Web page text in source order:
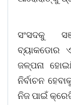
ସଂସଦକୁ
ବ୍ୟାକଡୋର
ଜଳ୍ପନା
ନିର୍ବାଚନ
ନିଜ ପାଇଁ